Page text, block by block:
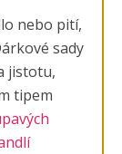
nebo pití,
sady
jistotu,
tipem